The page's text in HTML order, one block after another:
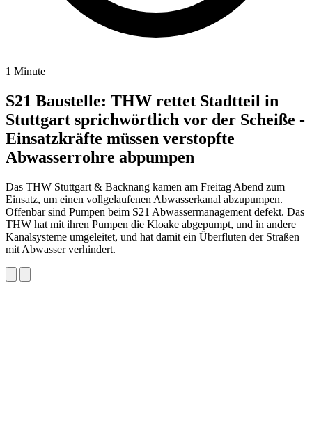
1 Minute
S21 Baustelle: THW rettet Stadtteil in
Stuttgart sprichwörtlich vor der Scheiße -
Einsatzkräfte müssen verstopfte
Abwasserrohre abpumpen
Das THW Stuttgart & Backnang kamen am Freitag Abend zum
Einsatz, um einen vollgelaufenen Abwasserkanal abzupumpen.
Offenbar sind Pumpen beim S21 Abwassermanagement defekt. Das
THW hat mit ihren Pumpen die Kloake abgepumpt, und in andere
Kanalsysteme umgeleitet, und hat damit ein Überfluten der Straßen
mit Abwasser verhindert.